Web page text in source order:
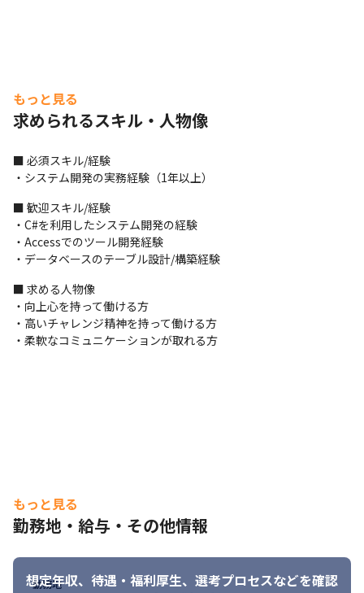
もっと見る
求められるスキル・人物像
■ 必須スキル/経験
・システム開発の実務経験（1年以上）
■ 歓迎スキル/経験
・C#を利用したシステム開発の経験
・Accessでのツール開発経験
・データベースのテーブル設計/構築経験
■ 求める人物像
・向上心を持って働ける方
・高いチャレンジ精神を持って働ける方
・柔軟なコミュニケーションが取れる方
もっと見る
勤務地・給与・その他情報
想定年収、待遇・福利厚生、 選考プロセスなどを確認
勤務地